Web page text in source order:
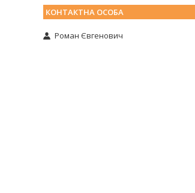
Роман Євгенович